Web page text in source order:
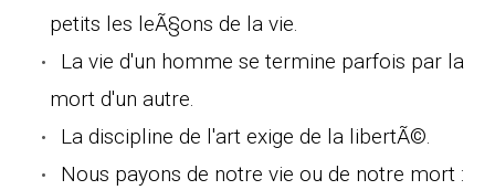
petits les leÃ§ons de la vie.
La vie d'un homme se termine parfois par la
mort d'un autre.
La discipline de l'art exige de la libertÃ©.
Nous payons de notre vie ou de notre mort :